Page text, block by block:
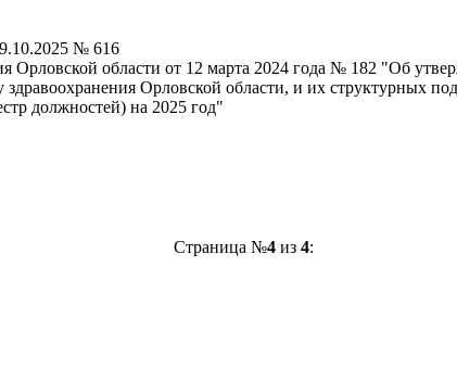
№ 616
Орловской области от 12 марта 2024 года № 182 "Об
Орловской области, и их структурных
должностей) на 2025 год"
Страница №4из 4: